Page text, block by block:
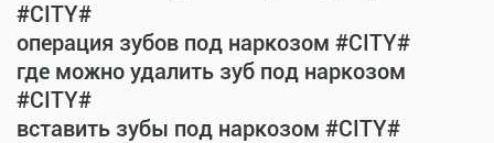
#CITY#
операция зубов под наркозом #CITY#
где можно удалить зуб под наркозом
#CITY#
вставить зубы под наркозом #CITY#